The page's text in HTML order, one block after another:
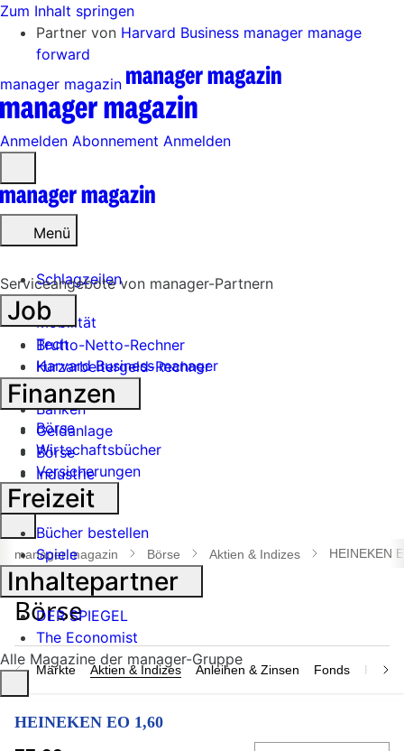
Zum Inhalt springen
Partner von Harvard Business manager manage
forward
manager magazin
Anmelden Abonnement Anmelden
öffnen
Menü
Schlagzeilen
Mobilität
Tech
Harvard Business manager
Handel
Banken
Geldanlage
Börse
Industrie
Suche
öffnen
manager magazin Börse Aktien & Indizes HEINEKEN
Märkte Aktien & Indizes Anleihen & Zinsen Fonds
HEINEKEN EO 1,60
Serviceangebote von manager-Partnern
Job
Brutto-Netto-Rechner
Kurzarbeitergeld-Rechner
Finanzen
Börse
Wirtschaftsbücher
Versicherungen
Freizeit
Bücher bestellen
Spiele
Inhaltepartner
DER SPIEGEL
The Economist
Alle Magazine der manager-Gruppe